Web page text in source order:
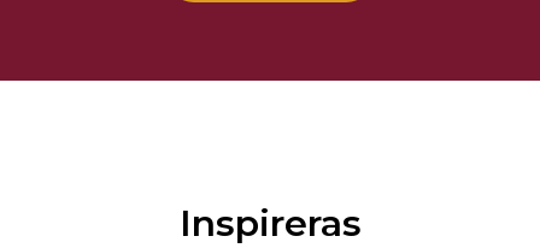
Inspireras